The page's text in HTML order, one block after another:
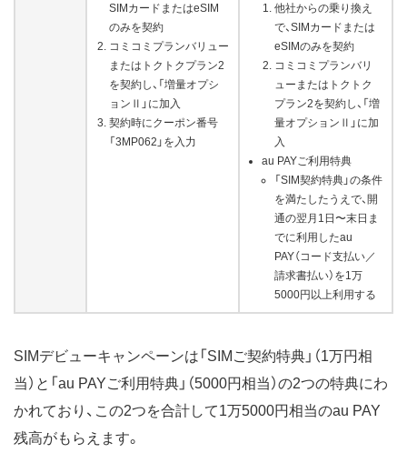
SIMカードまたはeSIM
のみを契約
コミコミプランバリュー
またはトクトクプラン2
を契約し、「増量オプシ
ョンⅡ」に加入
契約時にクーポン番号
「3MP062」を入力
他社からの乗り換え
で、SIMカードまたは
eSIMのみを契約
コミコミプランバリ
ューまたはトクトク
プラン2を契約し、「増
量オプションⅡ」に加
入
au PAYご利用特典
「SIM契約特典」の条件
を満たしたうえで、開
通の翌月1日〜末日ま
でに利用したau
PAY（コード支払い／
請求書払い）を1万
5000円以上利用する
SIMデビューキャンペーンは「SIMご契約特典」（1万円相
当）と「au PAYご利用特典」（5000円相当）の2つの特典にわ
かれており、この2つを合計して1万5000円相当のau PAY
残高がもらえます。